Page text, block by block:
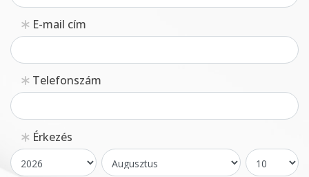
E-mail cím
Telefonszám
Érkezés